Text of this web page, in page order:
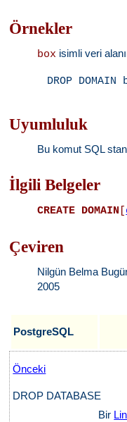
Örnekler
box isimli veri
DROP DOMAIN
Uyumluluk
Bu komut SQL
İlgili Belgeler
CREATE DOMAIN
Çeviren
Nilgün Belma
2005
PostgreSQL
Önceki
DROP DATABASE
Bir